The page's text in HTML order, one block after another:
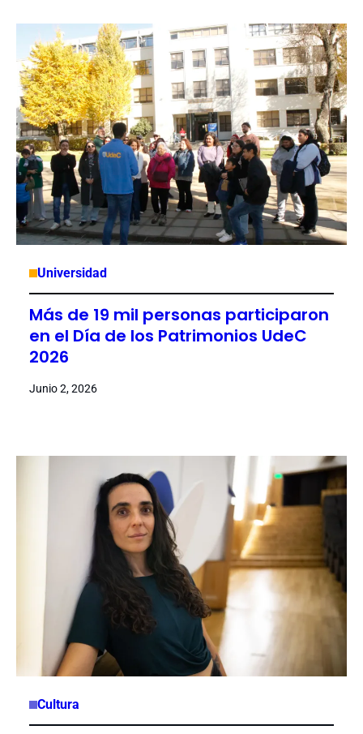
Universidad
Más de 19 mil personas participaron
en el Día de los Patrimonios UdeC
2026
Junio 2, 2026
Cultura